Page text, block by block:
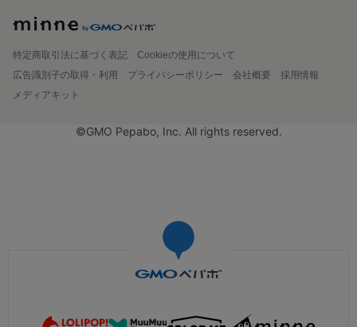
特定商取引法に基づく表記
Cookieの使用について
広告識別子の取得・利用
プライバシーポリシー 会社概要
採用情報
メディアキット
©GMO Pepabo, Inc. All rights reserved.